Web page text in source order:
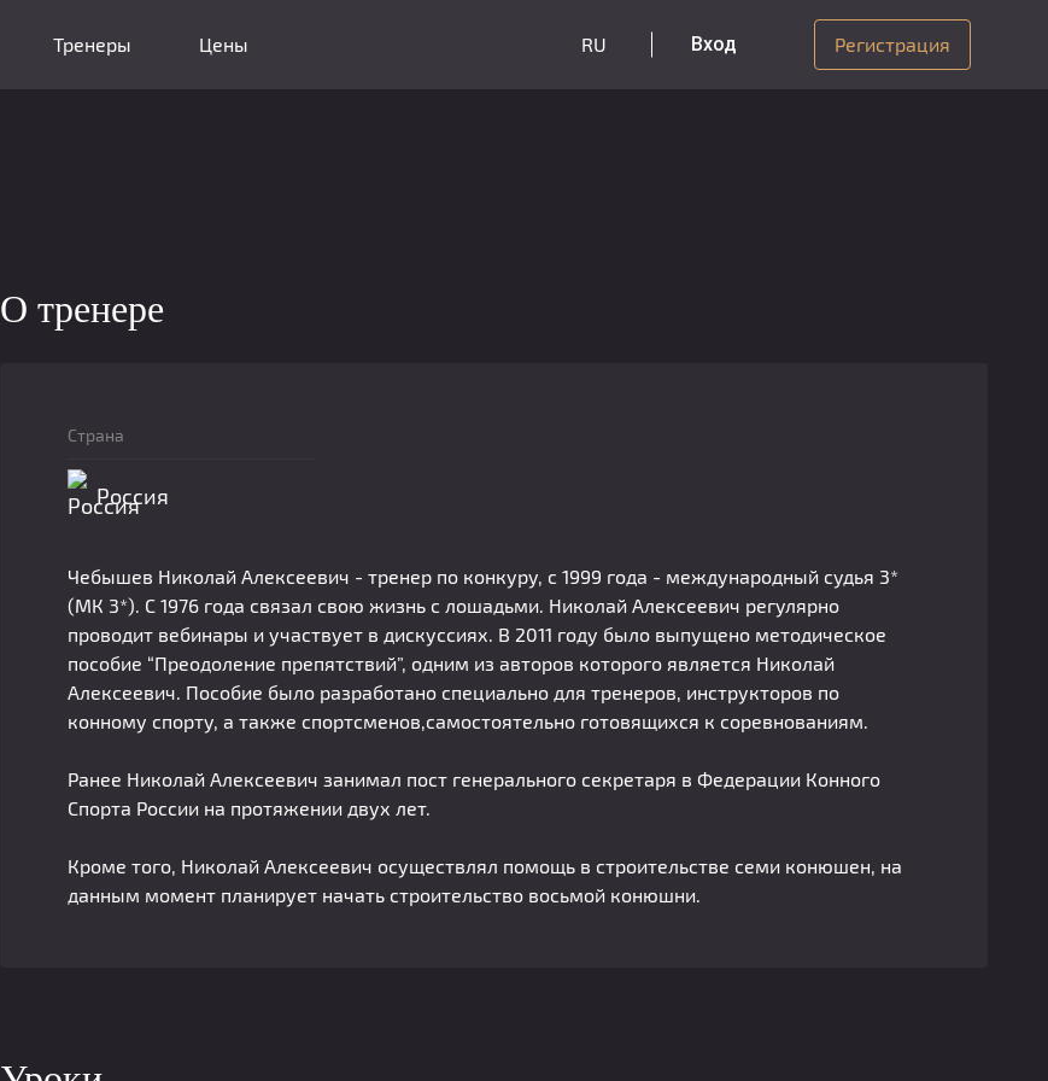
Тренеры Цены RU Вход Регистрация
О тренере
Страна
Россия
Чебышев Николай Алексеевич - тренер по конкуру, с 1999 года - международный судья 3*
(МК 3*). С 1976 года связал свою жизнь с лошадьми. Николай Алексеевич регулярно
проводит вебинары и участвует в дискуссиях. В 2011 году было выпущено методическое
пособие “Преодоление препятствий”, одним из авторов которого является Николай
Алексеевич. Пособие было разработано специально для тренеров, инструкторов по
конному спорту, а также спортсменов,самостоятельно готовящихся к соревнованиям.
Ранее Николай Алексеевич занимал пост генерального секретаря в Федерации Конного
Спорта России на протяжении двух лет.
Кроме того, Николай Алексеевич осуществлял помощь в строительстве семи конюшен, на
данным момент планирует начать строительство восьмой конюшни.